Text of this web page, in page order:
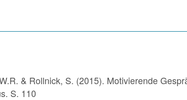
& Rollnick, S. (2015). Motivierende
S. 110